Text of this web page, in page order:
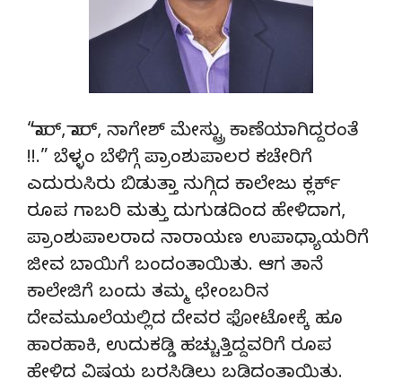
“ಸಾರ್, ಸಾರ್, ನಾಗೇಶ್ ಮೇಸ್ಟ್ರು ಕಾಣೆಯಾಗಿದ್ದರಂತೆ
!!.” ಬೆಳ್ಳಂ ಬೆಳಿಗ್ಗೆ ಪ್ರಾಂಶುಪಾಲರ ಕಚೇರಿಗೆ
ಎದುರುಸಿರು ಬಿಡುತ್ತಾ ನುಗ್ಗಿದ ಕಾಲೇಜು ಕ್ಲರ್ಕ್
ರೂಪ ಗಾಬರಿ ಮತ್ತು ದುಗುಡದಿಂದ ಹೇಳಿದಾಗ,
ಪ್ರಾಂಶುಪಾಲರಾದ ನಾರಾಯಣ ಉಪಾಧ್ಯಾಯರಿಗೆ
ಜೀವ ಬಾಯಿಗೆ ಬಂದಂತಾಯಿತು. ಆಗ ತಾನೆ
ಕಾಲೇಜಿಗೆ ಬಂದು ತಮ್ಮ ಛೇಂಬರಿನ
ದೇವಮೂಲೆಯಲ್ಲಿದ ದೇವರ ಫೋಟೋಕ್ಕೆ ಹೂ
ಹಾರಹಾಕಿ, ಉದುಕಡ್ಡಿ ಹಚ್ಚುತ್ತಿದ್ದವರಿಗೆ ರೂಪ